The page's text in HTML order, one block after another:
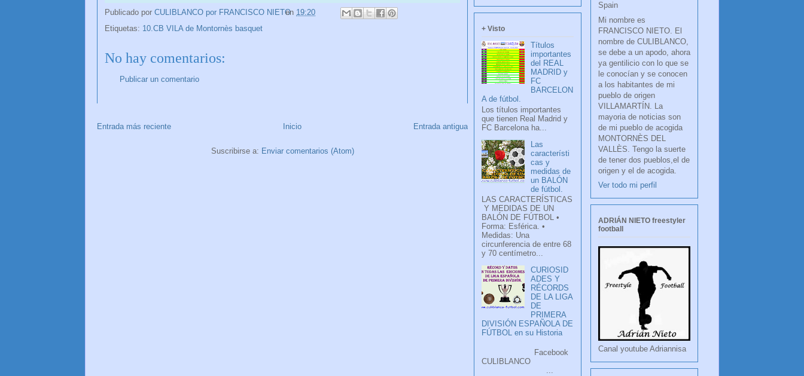
Publicado por CULIBLANCO por FRANCISCO NIETO
en 19:20
Etiquetas: 10.CB VILA de Montornès basquet
No hay comentarios:
Publicar un comentario
Entrada más reciente Entrada antigua
Inicio
Suscribirse a: Enviar comentarios (Atom)
+ Visto
Títulos
importantes
del REAL
MADRID y
FC
BARCELON
A de fútbol.
Los títulos importantes
que tienen Real Madrid y
FC Barcelona ha...
Las
característi
cas y
medidas de
un BALÓN
de fútbol.
LAS CARACTERÍSTICAS
Y MEDIDAS DE UN
BALÓN DE FÚTBOL •
Forma: Esférica. •
Medidas: Una
circunferencia de entre 68
y 70 centímetro...
CURIOSID
ADES Y
RÉCORDS
DE LA LIGA
DE
PRIMERA
DIVISIÓN ESPAÑOLA DE
FÚTBOL en su Historia
Facebook
CULIBLANCO
...
Spain
Mi nombre es
FRANCISCO NIETO. El
nombre de CULIBLANCO,
se debe a un apodo, ahora
ya gentilicio con lo que se
le conocían y se conocen
a los habitantes de mi
pueblo de origen
VILLAMARTÍN. La
mayoria de noticias son
de mi pueblo de acogida
MONTORNÈS DEL
VALLÈS. Tengo la suerte
de tener dos pueblos,el de
origen y el de acogida.
Ver todo mi perfil
ADRIÁN NIETO freestyler
football
Canal youtube Adriannisa